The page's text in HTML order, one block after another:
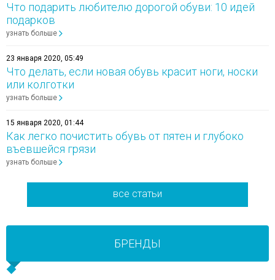
Что подарить любителю дорогой обуви: 10 идей
подарков
узнать больше
23 января 2020, 05:49
Что делать, если новая обувь красит ноги, носки
или колготки
узнать больше
15 января 2020, 01:44
Как легко почистить обувь от пятен и глубоко
въевшейся грязи
узнать больше
все статьи
БРЕНДЫ